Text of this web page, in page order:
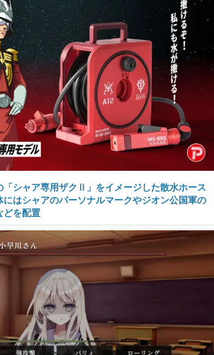
「シャア専用ザクⅡ」をイメージした散水ホース
にはシャアのパーソナルマークやジオン公国軍の
どを配置